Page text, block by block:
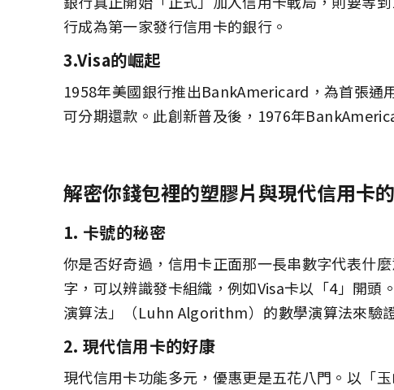
行成為第一家發行信用卡的銀行。
3.Visa的崛起
1958年美國銀行推出BankAmericard，為首張通
可分期還款。此創新普及後，1976年
解密你錢包裡的塑膠片與現代信用卡
1. 卡號的秘密
你是否好奇過，信用卡正面那一長串數字代表什
字，可以辨識發卡組織，例如Visa卡以「4」開頭
演算法」（Luhn Algorithm）的數學演算法來驗
2. 現代信用卡的好康
現代信用卡功能多元，優惠更是五花八門。以「